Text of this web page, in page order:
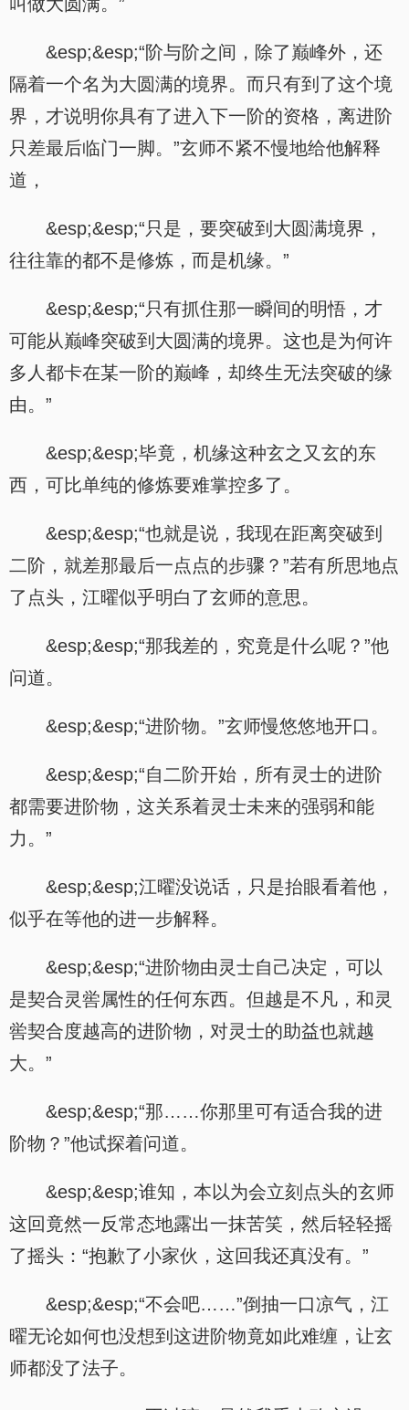
&esp;&esp;“阶与阶之间，除了巅峰外，还
隔着一个名为大圆满的境界。而只有到了这个境
界，才说明你具有了进入下一阶的资格，离进阶
只差最后临门一脚。”玄师不紧不慢地给他解释
道，
&esp;&esp;“只是，要突破到大圆满境界，
往往靠的都不是修炼，而是机缘。”
&esp;&esp;“只有抓住那一瞬间的明悟，才
可能从巅峰突破到大圆满的境界。这也是为何许
多人都卡在某一阶的巅峰，却终生无法突破的缘
由。”
&esp;&esp;毕竟，机缘这种玄之又玄的东
西，可比单纯的修炼要难掌控多了。
&esp;&esp;“也就是说，我现在距离突破到
二阶，就差那最后一点点的步骤？”若有所思地点
了点头，江曜似乎明白了玄师的意思。
&esp;&esp;“那我差的，究竟是什么呢？”他
问道。
&esp;&esp;“进阶物。”玄师慢悠悠地开口。
&esp;&esp;“自二阶开始，所有灵士的进阶
都需要进阶物，这关系着灵士未来的强弱和能
力。”
&esp;&esp;江曜没说话，只是抬眼看着他，
似乎在等他的进一步解释。
&esp;&esp;“进阶物由灵士自己决定，可以
是契合灵喾属性的任何东西。但越是不凡，和灵
喾契合度越高的进阶物，对灵士的助益也就越
大。”
&esp;&esp;“那……你那里可有适合我的进
阶物？”他试探着问道。
&esp;&esp;谁知，本以为会立刻点头的玄师
这回竟然一反常态地露出一抹苦笑，然后轻轻摇
了摇头：“抱歉了小家伙，这回我还真没有。”
&esp;&esp;“不会吧……”倒抽一口凉气，江
曜无论如何也没想到这进阶物竟如此难缠，让玄
师都没了法子。